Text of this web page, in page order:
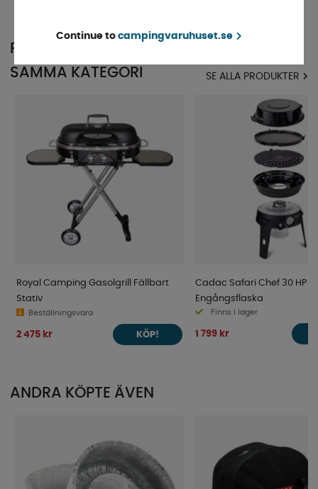
POPULÄRT INOM
SAMMA KATEGORI
SE ALLA PRODUKTER
Royal Camping Gasolgrill Fällbart
Stativ
Beställningsvara
2 475 kr KÖP!
Cadac Safari Chef 30 HP
Engångsflaska
Finns i lager
1 799 kr
ANDRA KÖPTE ÄVEN
Continue to campingvaruhuset.se